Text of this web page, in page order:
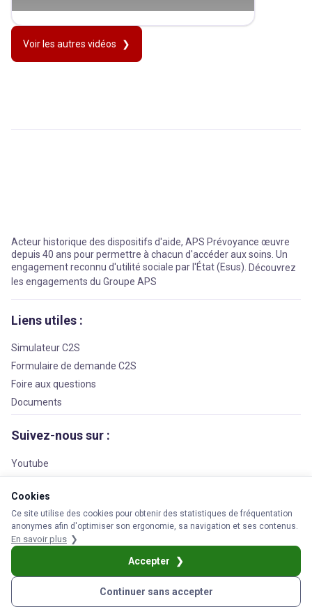
Simulez vos droits Demandez la C2S
Voir les autres vidéos
Acteur historique des dispositifs d'aide, APS Prévoyance œuvre
depuis 40 ans pour permettre à chacun d'accéder aux soins. Un
engagement reconnu d'utilité sociale par l'État (Esus). Découvrez
les engagements du Groupe APS
Liens utiles :
Simulateur C2S
Formulaire de demande C2S
Foire aux questions
Documents
Suivez-nous sur :
Youtube
LinkedIn
© 2026 APS Prévoyance
Protection des données personnelles
Cookies
Ce site utilise des cookies pour obtenir des statistiques de fréquentation
anonymes afin d'optimiser son ergonomie, sa navigation et ses contenus.
En savoir plus
Continuer sans accepter
Accepter